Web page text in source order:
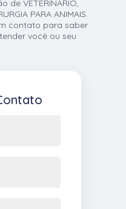
de VETERINÁRIO,
PARA ANIMAIS.
contato para saber
você ou seu